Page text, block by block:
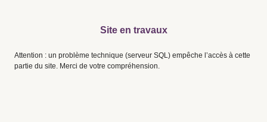
Site en travaux
Attention : un problème technique (serveur SQL) empêche l’accès à cette
partie du site. Merci de votre compréhension.